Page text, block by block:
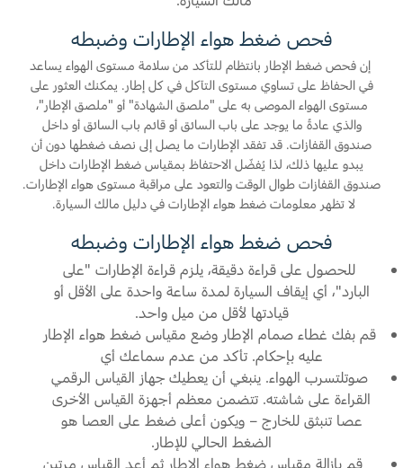
قطع مقلدة
اتصل بنا
اتصل بنا
البحث عن الوكيل
الأسئلة الشائعة
فحص ضغط هواء الإطارات وضبطه
إن فحص ضغط الإطار بانتظام للتأكد من سلامة مستوى الهواء يساعد
في الحفاظ على تساوي مستوى التآكل في كل إطار. يمكنك العثور على
مستوى الهواء الموصى به على "ملصق الشهادة" أو "ملصق الإطار"،
والذي عادةً ما يوجد على باب السائق أو قائم باب السائق أو داخل
صندوق القفازات. قد تفقد الإطارات ما يصل إلى نصف ضغطها دون أن
يبدو عليها ذلك، لذا يُفضّل الاحتفاظ بمقياس ضغط الإطارات داخل
صندوق القفازات طوال الوقت والتعود على مراقبة مستوى هواء الإطارات.
لا تظهر معلومات ضغط هواء الإطارات في دليل مالك السيارة.
فحص ضغط هواء الإطارات وضبطه
للحصول على قراءة دقيقة، يلزم قراءة الإطارات "على
البارد"، أي إيقاف السيارة لمدة ساعة واحدة على الأقل أو
قيادتها لأقل من ميل واحد.
قم بفك غطاء صمام الإطار وضع مقياس ضغط هواء الإطار
عليه بإحكام. تأكد من عدم سماعك أي
صوتلتسرب الهواء. ينبغي أن يعطيك جهاز القياس الرقمي
القراءة على شاشته. تتضمن معظم أجهزة القياس الأخرى
عصا تنبثق للخارج – ويكون أعلى ضغط على العصا هو
الضغط الحالي للإطار.
قم بإزالة مقياس ضغط هواء الإطار ثم أعد القياس مرتين